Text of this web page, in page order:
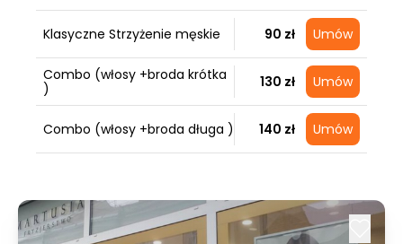
Klasyczne Strzyżenie męskie 90 zł Umów
Combo (włosy +broda krótka
)
130 zł Umów
Combo (włosy +broda długa ) 140 zł Umów